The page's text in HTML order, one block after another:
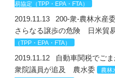
易協定（TPP・EPA・FTA）
2019.11.13
200-衆-農林水産
さらなる譲歩の危険 日米貿
（TPP・EPA・FTA）
2019.11.12
自動車関税でご
衆院議員が追及 農水委
農林